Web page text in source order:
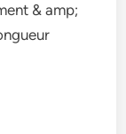
& amp;